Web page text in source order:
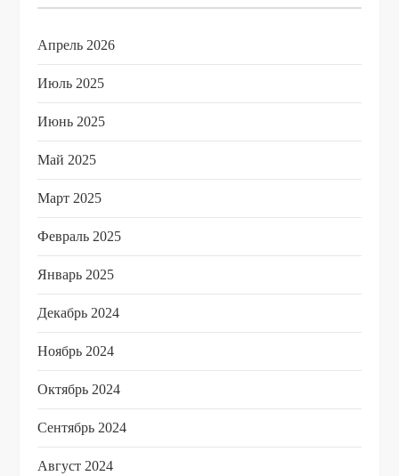
Апрель 2026
Июль 2025
Июнь 2025
Май 2025
Март 2025
Февраль 2025
Январь 2025
Декабрь 2024
Ноябрь 2024
Октябрь 2024
Сентябрь 2024
Август 2024